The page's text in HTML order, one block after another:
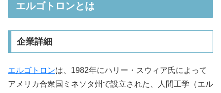
エルゴトロンとは
企業詳細
エルゴトロンは、1982年にハリー・スウィア氏によって
アメリカ合衆国ミネソタ州で設立された、人間工学（エル